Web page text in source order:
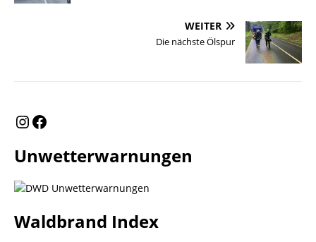
WEITER
Die nächste Ölspur
Unwetterwarnungen
Waldbrand Index